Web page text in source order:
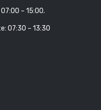
– 15:00.
07:30 – 13:30